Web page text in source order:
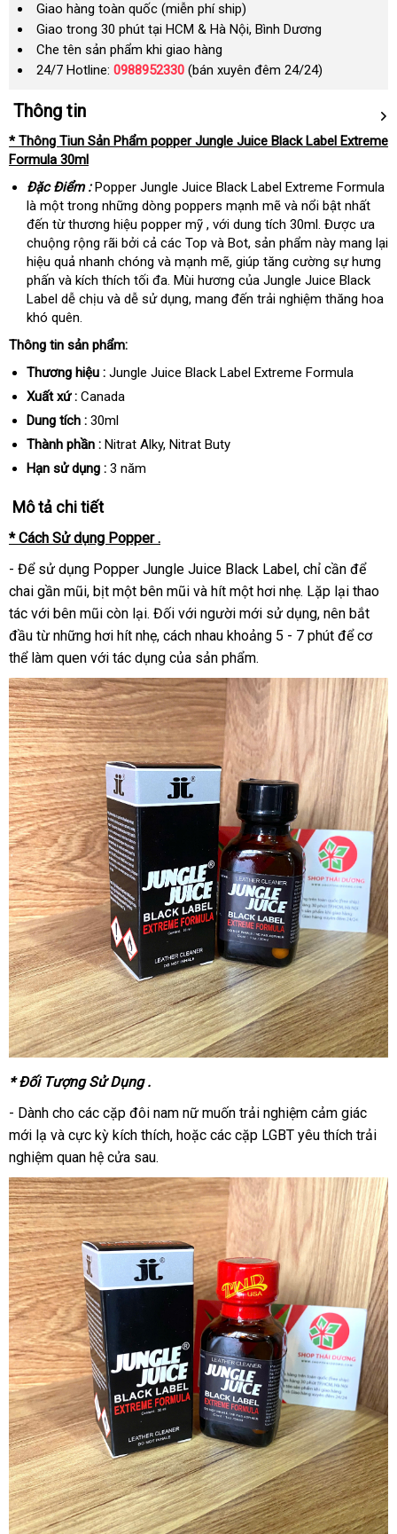
Giao hàng toàn quốc (miễn phí ship)
Giao trong 30 phút tại HCM & Hà Nội, Bình Dương
Che tên sản phẩm khi giao hàng
24/7 Hotline: 0988952330 (bán xuyên đêm 24/24)
Thông tin
* Thông Tiun Sản Phẩm popper Jungle Juice Black Label Extreme
Formula 30ml
Đặc Điểm :Popper Jungle Juice Black Label Extreme Formula
là một trong những dòng poppers mạnh mẽ và nổi bật nhất
đến từ thương hiệu popper mỹ , với dung tích 30ml. Được ưa
chuộng rộng rãi bởi cả các Top và Bot, sản phẩm này mang lại
hiệu quả nhanh chóng và mạnh mẽ, giúp tăng cường sự hưng
phấn và kích thích tối đa. Mùi hương của Jungle Juice Black
Label dễ chịu và dễ sử dụng, mang đến trải nghiệm thăng hoa
khó quên.
Thông tin sản phẩm:
Thương hiệu : Jungle Juice Black Label Extreme Formula
Xuất xứ : Canada
Dung tích : 30ml
Thành phần : Nitrat Alky, Nitrat Buty
Hạn sử dụng : 3 năm
Mô tả chi tiết
* Cách Sử dụng Popper .
- Để sử dụng Popper Jungle Juice Black Label, chỉ cần để
chai gần mũi, bịt một bên mũi và hít một hơi nhẹ. Lặp lại thao
tác với bên mũi còn lại. Đối với người mới sử dụng, nên bắt
đầu từ những hơi hít nhẹ, cách nhau khoảng 5 - 7 phút để cơ
thể làm quen với tác dụng của sản phẩm.
* Đối Tượng Sử Dụng .
- Dành cho các cặp đôi nam nữ muốn trải nghiệm cảm giác
mới lạ và cực kỳ kích thích, hoặc các cặp LGBT yêu thích trải
nghiệm quan hệ cửa sau.